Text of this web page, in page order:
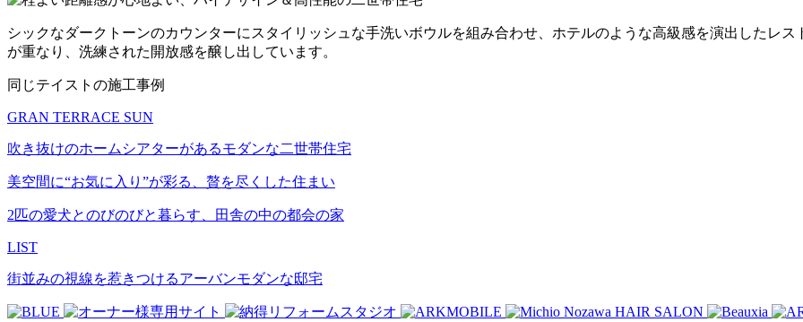
シックなダークトーンのカウンターにスタイリッシュな手洗いボウルを組み合わせ、ホテルのような高級感を演出したレ
が重なり、洗練された開放感を醸し出しています。
同じテイストの施工事例
GRAN TERRACE SUN
吹き抜けのホームシアターがあるモダンな二世帯住宅
美空間に“お気に入り”が彩る、贅を尽くした住まい
2匹の愛犬とのびのびと暮らす、田舎の中の都会の家
LIST
街並みの視線を惹きつけるアーバンモダンな邸宅